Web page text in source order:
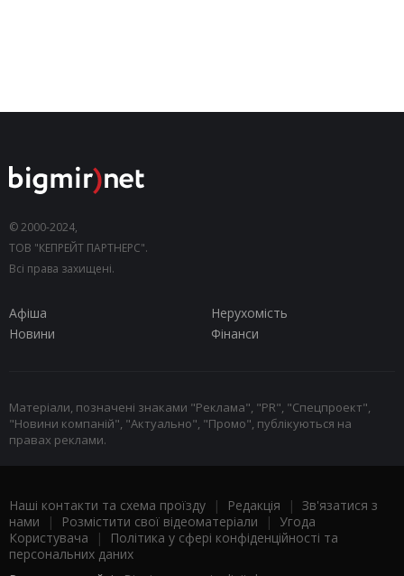
© 2000-2024,
ТОВ "КЕПРЕЙТ ПАРТНЕРС".
Всі права захищені.
Афіша
Нерухомість
Новини
Фінанси
Матеріали, позначені знаками "Реклама", "PR", "Спецпроект",
"Новини компаній", "Актуально", "Промо", публікуються на
правах реклами.
Наші контакти та схема проїзду | Редакція | Зв'язатися з
нами | Розмістити свої відеоматеріали | Угода
Користувача |
Політика у сфері конфіденційності та
персональних даних